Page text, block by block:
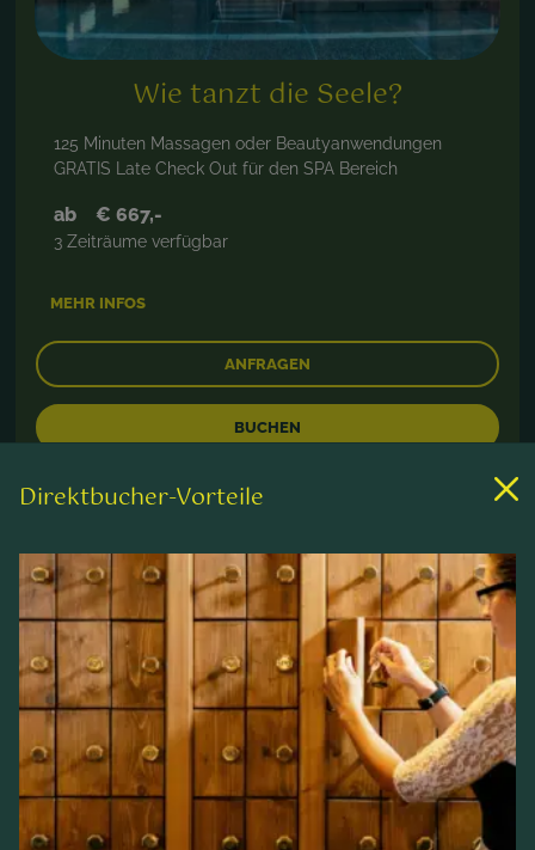
Wie tanzt die Seele?
125 Minuten Massagen oder Beautyanwendungen
GRATIS Late Check Out für den SPA Bereich
ab € 667,-
3 Zeiträume verfügbar
MEHR INFOS
ANFRAGEN
BUCHEN
Direktbucher-Vorteile